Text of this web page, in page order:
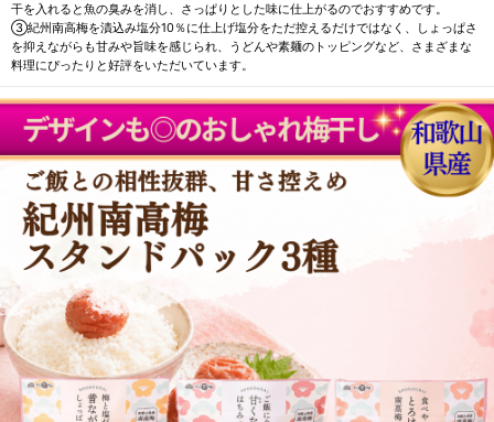
干を入れると魚の臭みを消し、さっぱりとした味に仕上がるのでおすすめです。
③紀州南高梅を漬込み塩分10％に仕上げ塩分をただ控えるだけではなく、しょっぱさ
を抑えながらも甘みや旨味を感じられ、うどんや素麺のトッピングなど、さまざまな
料理にぴったりと好評をいただいています。